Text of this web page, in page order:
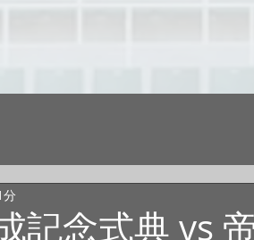
記念式典 vs